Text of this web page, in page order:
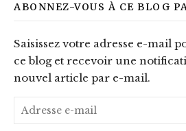
ABONNEZ-VOUS À CE BLOG
Saisissez votre adresse e-mail
ce blog et recevoir une
nouvel article par e-mail.
Adresse e-mail